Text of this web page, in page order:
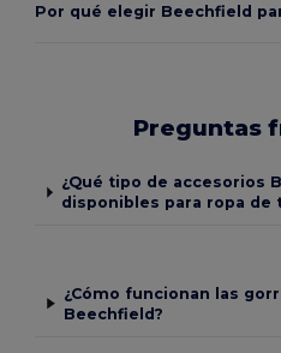
Por qué elegir Beechfield
Preguntas
¿Qué tipo de accesorios
disponibles para ropa de
¿Cómo funcionan las
Beechfield?